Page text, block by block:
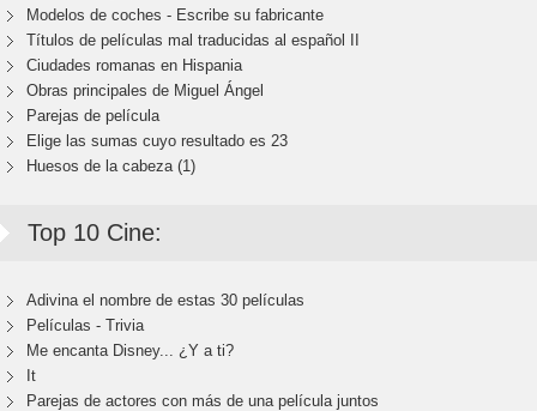
Modelos de coches - Escribe su fabricante
Títulos de películas mal traducidas al español II
Ciudades romanas en Hispania
Obras principales de Miguel Ángel
Parejas de película
Elige las sumas cuyo resultado es 23
Huesos de la cabeza (1)
Top 10 Cine:
Adivina el nombre de estas 30 películas
Películas - Trivia
Me encanta Disney... ¿Y a ti?
It
Parejas de actores con más de una película juntos